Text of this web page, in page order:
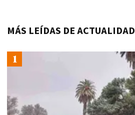
MÁS LEÍDAS DE ACTUALIDAD